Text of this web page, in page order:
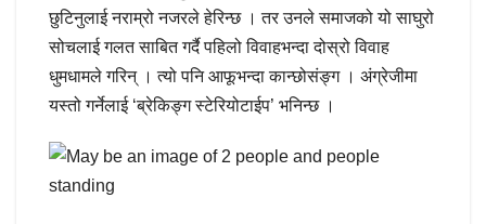
छुटिनुलाई नराम्रो नजरले हेरिन्छ । तर उनले समाजको यो साघुरो
सोचलाई गलत साबित गर्दै पहिलो विवाहभन्दा दोस्रो विवाह
धुमधामले गरिन् । त्यो पनि आफूभन्दा कान्छोसंङ्ग । अंग्रेजीमा
यस्तो गर्नेलाई ‘ब्रेकिङ्ग स्टेरियोटाईप’ भनिन्छ ।